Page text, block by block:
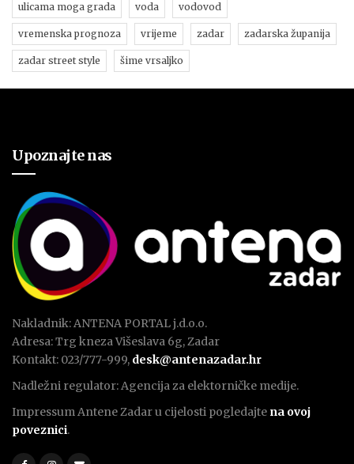
ulicama moga grada voda vodovod
vremenska prognoza vrijeme zadar zadarska županija
zadar street style šime vrsaljko
Upoznajte nas
Nakladnik: ANTENA PORTAL j.d.o.o.
Adresa: Trg kneza Višeslava 6g, Zadar
Kontakt: 023/777-999, desk@antenazadar.hr
Nadležni regulator: Agencija za elektorničke medije.
Impressum Antene Zadar u cijelosti pogledajte na ovoj
poveznici.